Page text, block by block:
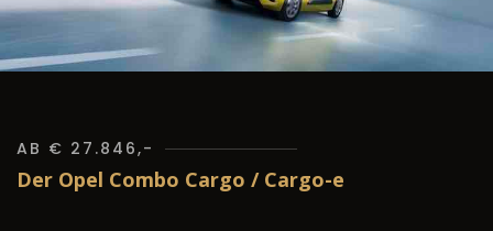
AB € 27.846,-
Der Opel Combo Cargo / Cargo-e